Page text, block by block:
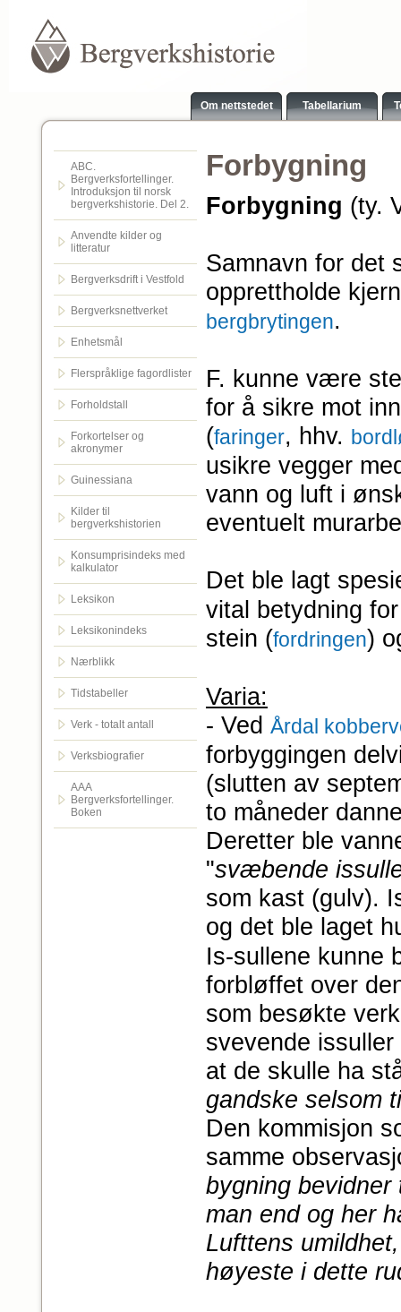
Om nettstedet Tabellarium
ABC.
Bergverksfortellinger.
Introduksjon til norsk
bergverkshistorie. Del 2.
Anvendte kilder og
litteratur
Bergverksdrift i Vestfold
Bergverksnettverket
Enhetsmål
Flerspråklige fagordlister
Forholdstall
Forkortelser og
akronymer
Guinessiana
Kilder til
bergverkshistorien
Konsumprisindeks med
kalkulator
Leksikon
Leksikonindeks
Nærblikk
Tidstabeller
Verk - totalt antall
Verksbiografier
AAA
Bergverksfortellinger.
Boken
Forbygning
Forbygning (ty.
Samnavn for det
opprettholde
bergbrytingen.
F. kunne være
for å sikre mot
(faringer, hhv.
usikre vegger
vann og luft i
eventuelt
Det ble lagt
vital betydning
stein (fordringen)
Varia:
- Ved Årdal
forbyggingen
(slutten av
to måneder
Deretter ble
"svæbende
som kast (gulv).
og det ble laget
Is‑sullene kunne
forbløffet over
som besøkte
svevende
at de skulle ha
gandske selsom
Den kommisjon
samme
bygning
man end og her
Lufttens
høyeste i dette